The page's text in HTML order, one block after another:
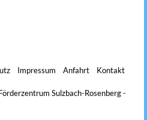
Impressum Anfahrt Kontakt
Sulzbach-Rosenberg -